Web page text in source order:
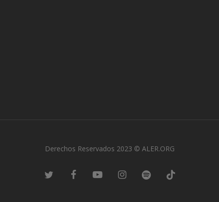
Derechos Reservados 2023 © ALER.ORG